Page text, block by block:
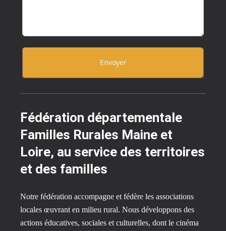
Envoyer
Fédération départementale
Familles Rurales Maine et
Loire, au service des territoires
et des familles
Notre fédération accompagne et fédère les associations
locales œuvrant en milieu rural. Nous développons des
actions éducatives, sociales et culturelles, dont le cinéma